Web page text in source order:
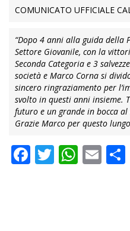
COMUNICATO UFFICIALE
“Dopo 4 anni alla guida della
Settore Giovanile, con la
Seconda Categoria e 3
società e Marco Corna si
sincero ringraziamento per
svolto in questi anni insieme.
futuro e un grande in bocca
Grazie Marco per questo
Facebook
Twitter